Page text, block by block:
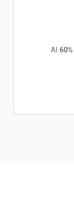
Al 60%